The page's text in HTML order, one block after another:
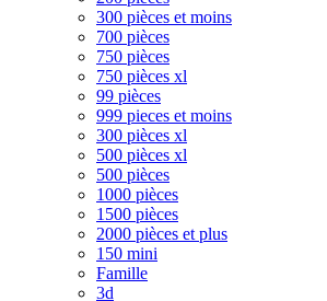
300 pièces et moins
700 pièces
750 pièces
750 pièces xl
99 pièces
999 pieces et moins
300 pièces xl
500 pièces xl
500 pièces
1000 pièces
1500 pièces
2000 pièces et plus
150 mini
Famille
3d